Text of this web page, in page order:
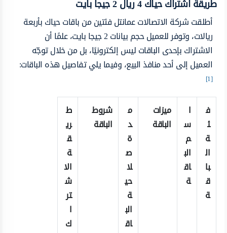
طريقة اشتراك حياك 4 ريال 2 جيجا بايت
أطلقت شركة الاتصالات عمانتل فئتين من باقات حياك بأربعة
ريالات، وتوفر للعميل حجم بيانات 2 جيجا بايت، علمًا أن
الاشتراك بإحدى الباقات ليس إلكترونيًا، بل من خلال توجّه
العميل إلى أحد منافذ البيع، وفيما يلي تفاصيل هذه الباقات:
[1]
ف
ئ
ة
ال
با
ق
ة
ا
س
م
الب
اق
ة
ميزات
الباقة
م
د
ة
ص
لا
حي
ة
الب
اق
شروط
الباقة
ط
ري
ق
ة
الا
ش
تر
ا
ك